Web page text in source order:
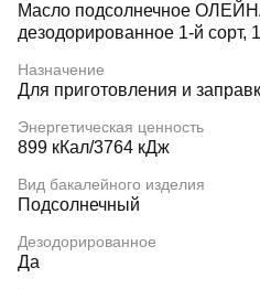
Масло подсолнечное
дезодорированное 1-й сорт,
Назначение
Для приготовления и
Энергетическая ценность
899 кКал/3764 кДж
Вид бакалейного изделия
Подсолнечный
Дезодорированное
Да